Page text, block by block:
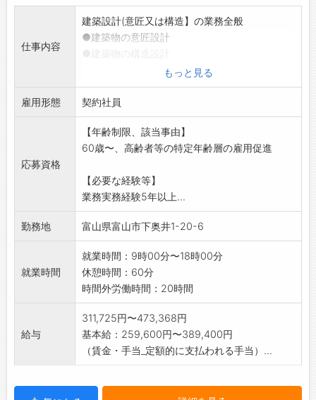
仕事内容
建築設計(意匠又は構造】の業務全般
●建築物の意匠設計
●CADを使用した建築設計の計画図・実施計画
図の作成
●発注者や設備担当者との打ち合わせ
●積算業務
●確認申請
●現場での工事監理
変更の範囲:変更なし
もっと見る
雇用形態 契約社員
応募資格
【年齢制限、該当事由】
60歳〜、高齢者等の特定年齢層の雇用促進
【必要な経験等】
業務実務経験5年以上...
勤務地 富山県富山市下奥井1-20-6
就業時間
就業時間：9時00分〜18時00分
休憩時間：60分
時間外労働時間：20時間
給与
311,725円〜473,368円
基本給：259,600円〜389,400円
（賃金・手当_定額的に支払われる手当）...